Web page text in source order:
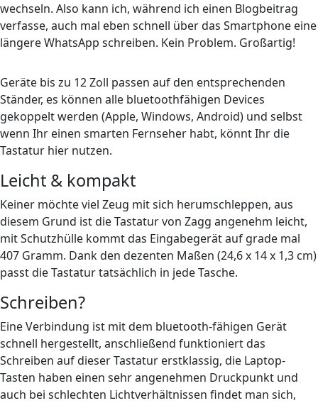
wechseln. Also kann ich, während ich einen Blogbeitrag
verfasse, auch mal eben schnell über das Smartphone eine
längere WhatsApp schreiben. Kein Problem. Großartig!
Geräte bis zu 12 Zoll passen auf den entsprechenden
Ständer, es können alle bluetoothfähigen Devices
gekoppelt werden (Apple, Windows, Android) und selbst
wenn Ihr einen smarten Fernseher habt, könnt Ihr die
Tastatur hier nutzen.
Leicht & kompakt
Keiner möchte viel Zeug mit sich herumschleppen, aus
diesem Grund ist die Tastatur von Zagg angenehm leicht,
mit Schutzhülle kommt das Eingabegerät auf grade mal
407 Gramm. Dank den dezenten Maßen (24,6 x 14 x 1,3 cm)
passt die Tastatur tatsächlich in jede Tasche.
Schreiben?
Eine Verbindung ist mit dem bluetooth-fähigen Gerät
schnell hergestellt, anschließend funktioniert das
Schreiben auf dieser Tastatur erstklassig, die Laptop-
Tasten haben einen sehr angenehmen Druckpunkt und
auch bei schlechten Lichtverhältnissen findet man sich,